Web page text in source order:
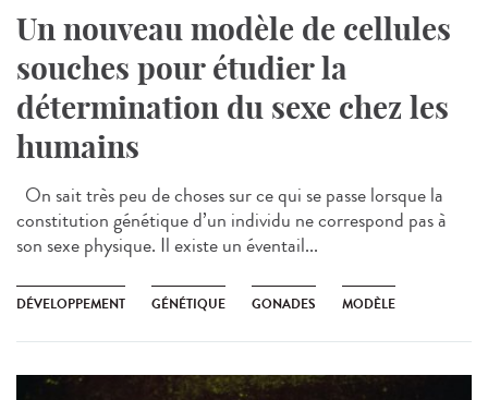
Un nouveau modèle de cellules
souches pour étudier la
détermination du sexe chez les
humains
On sait très peu de choses sur ce qui se passe lorsque la
constitution génétique d’un individu ne correspond pas à
son sexe physique. Il existe un éventail...
DÉVELOPPEMENT GÉNÉTIQUE GONADES MODÈLE